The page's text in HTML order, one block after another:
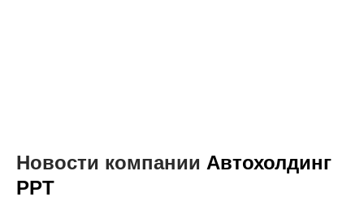
Новости компании Автохолдинг
РРТ